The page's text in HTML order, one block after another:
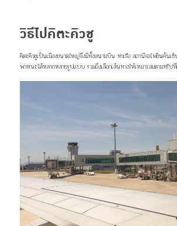
วิธีไปคิตะคิวชู
คิตะคิวชูเป็นเมืองขนาดใหญ่จึงมีทั้งสนามบิน ท่าเรือ สถานีรถไฟชินคันเซ็น
พาหนะได้หลากหลายรูปแบบ รวมถึงเลือกเส้นทางให้เหมาะสมตามทริปที่